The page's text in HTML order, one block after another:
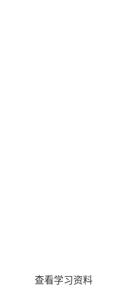
查看学习资料